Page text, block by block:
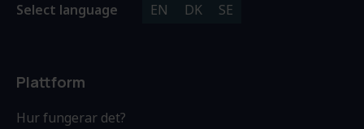
Select language EN DK SE
Plattform
Hur fungerar det?